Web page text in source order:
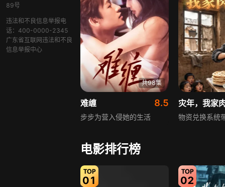
89号
违法和不良信息举报电
话：400-0000-2345
广东省互联网违法和不良
信息举报中心
共98集
难缠 8.5
步步为营入侵她的生活
灾年，我家
物资兑换系统
电影排行榜
01 02